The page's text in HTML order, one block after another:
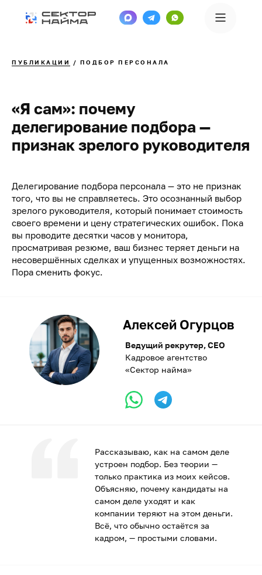
ПУБЛИКАЦИИ / ПОДБОР ПЕРСОНАЛА
«Я сам»: почему
делегирование подбора —
признак зрелого руководителя
Делегирование подбора персонала — это не признак
того, что вы не справляетесь. Это осознанный выбор
зрелого руководителя, который понимает стоимость
своего времени и цену стратегических ошибок. Пока
вы проводите десятки часов у монитора,
просматривая резюме, ваш бизнес теряет деньги на
несовершённых сделках и упущенных возможностях.
Пора сменить фокус.
Рассказываю, как на самом деле
устроен подбор. Без теории —
только практика из моих кейсов.
Объясняю, почему кандидаты на
самом деле уходят и как
компании теряют на этом деньги.
Всё, что обычно остаётся за
кадром, — простыми словами.
Алексей Огурцов
Ведущий рекрутер, CEO
Кадровое агентство
«Сектор найма»